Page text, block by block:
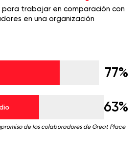
para trabajar en comparación con
en una organización
77%
63%
de los colaboradores de Great Place